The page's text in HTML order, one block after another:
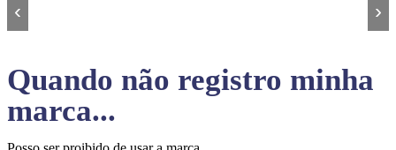
‹ ›
Quando não registro minha
marca...